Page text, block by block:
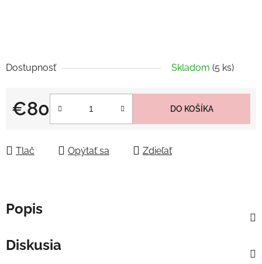
Dostupnosť Skladom (5 ks)
€80
Jednotková cena:
DO KOŠÍKA
Tlač Opýtať sa Zdieľať
Popis
Diskusia